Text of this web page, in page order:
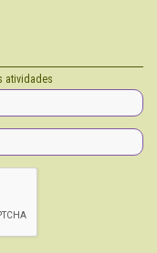
atividades